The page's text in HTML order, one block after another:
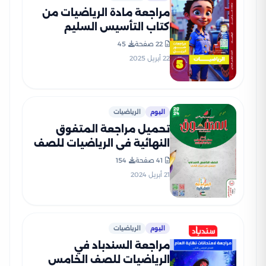
مراجعة مادة الرياضيات من
كتاب التأسيس السليم
لخامسة ابتدائي مقرر شهر
أبريل 2025 بصيغة PDF
22 صفحة
45
22 أبريل 2025
اليوم الرياضيات
تحميل مراجعة المتفوق
النهائية في الرياضيات للصف
الخامس الابتدائي الفصل
الدراسي الثاني
41 صفحة
154
21 أبريل 2024
اليوم الرياضيات
مراجعة السندباد في
الرياضيات للصف الخامس